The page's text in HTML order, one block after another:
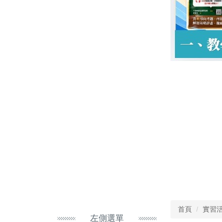
左側選單
首頁 實習